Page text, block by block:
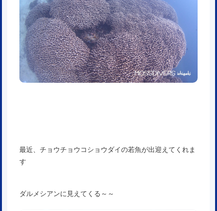
最近、チョウチョウコショウダイの若魚が出迎えてくれま
す
ダルメシアンに見えてくる～～